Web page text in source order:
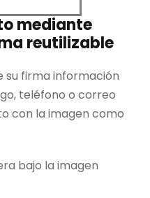
mediante
reutilizable
su firma información
teléfono o correo
con la imagen como
bajo la imagen